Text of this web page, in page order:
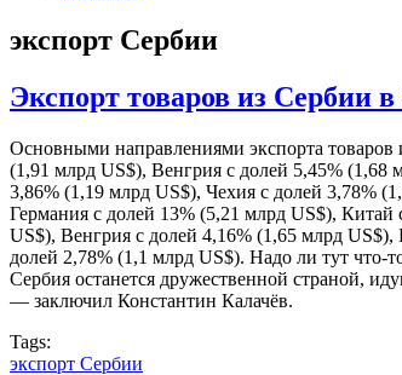
экспорт Сербии
Экспорт товаров из Сербии в
Основными направлениями экспорта товаров
(1,91 млрд US$), Венгрия с долей 5,45% (1,68
3,86% (1,19 млрд US$), Чехия с долей 3,78%
Германия с долей 13% (5,21 млрд US$),
US$), Венгрия с долей 4,16% (1,65 млрд
долей 2,78% (1,1 млрд US$). Надо ли тут что-
Сербия останется дружественной страной,
— заключил Константин Калачёв.
Tags:
экспорт Сербии